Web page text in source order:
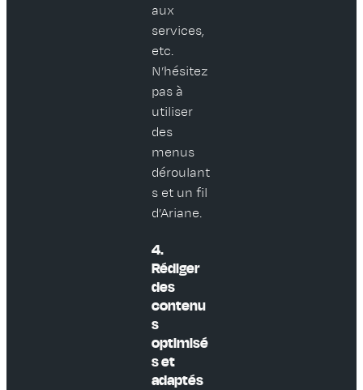
aux
services,
etc.
N’hésitez
pas à
utiliser
des
menus
déroulant
s et un fil
d’Ariane.
4.
Rédiger
des
contenu
s
optimisé
s et
adaptés